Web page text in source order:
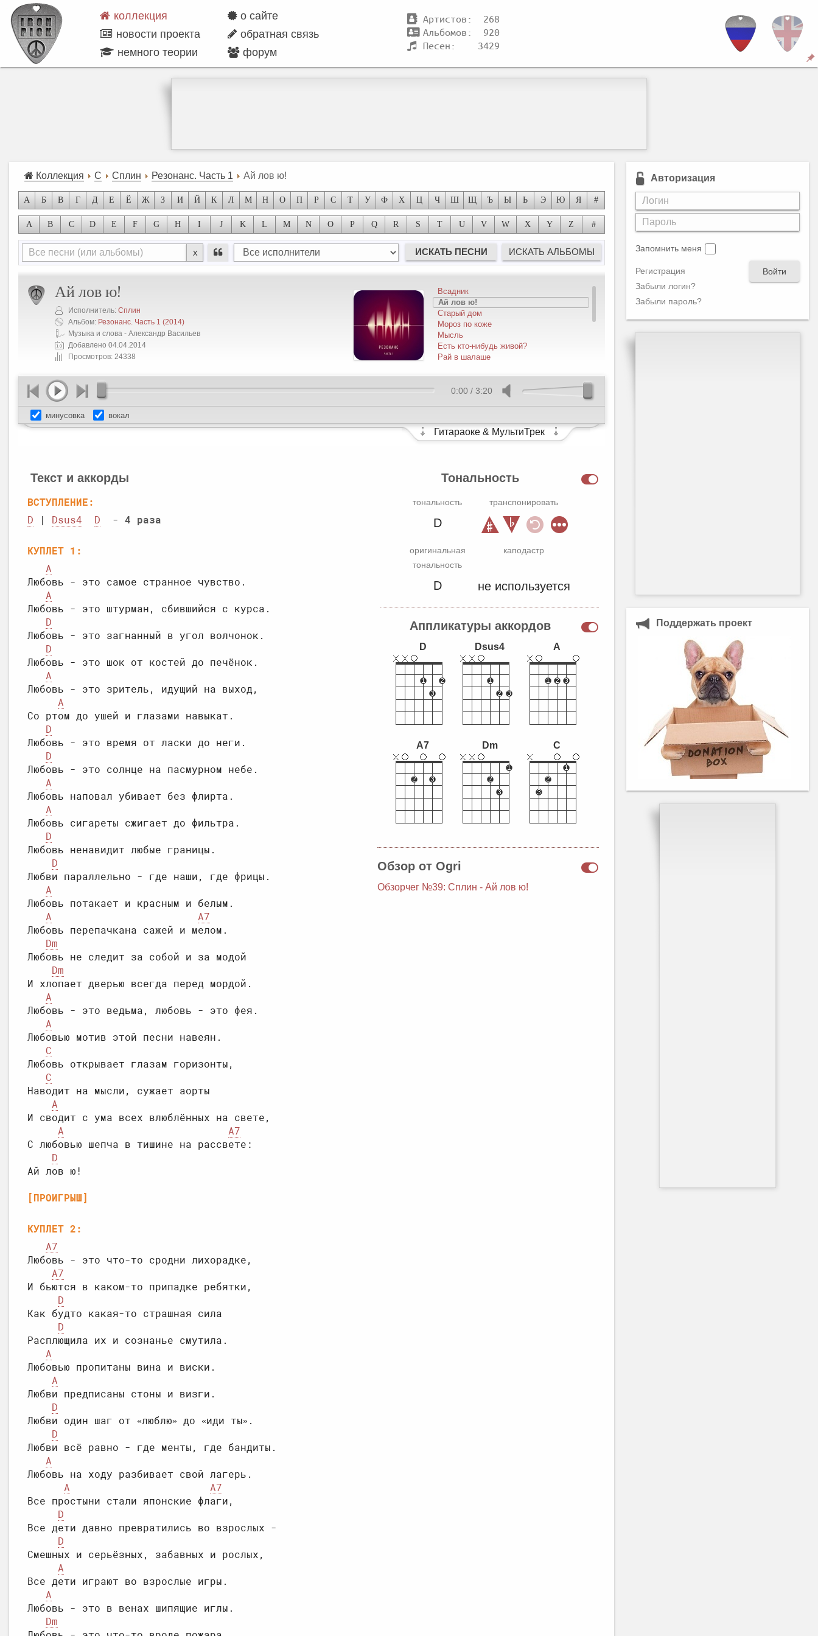
коллекция
о сайте
новости проекта
обратная связь
немного теории
форум
Артистов: 268
Альбомов: 920
Песен: 3429
Коллекция С Сплин Резонанс. Часть 1 Ай лов ю!
А Б В Г Д Е Ё Ж З И Й К Л М Н О П Р С Т У Ф Х Ц Ч Ш Щ Ъ Ы Ь Э Ю Я #
A B C D E F G H I J K L M N O P Q R S T U V W X Y Z #
x
Ай лов ю!
Исполнитель: Сплин
Альбом: Резонанс. Часть 1 (2014)
Музыка и слова - Александр Васильев
Добавлено 04.04.2014
Просмотров: 24338
Всадник
Ай лов ю!
Старый дом
Мороз по коже
Мысль
Есть кто-нибудь живой?
Рай в шалаше
Помолчим немного
Пусть играет музыка!
Дверной глазок
Подводная песня
0:00 / 3:20
минусовка вокал
Гитараоке & МультиТрек
Текст и аккорды
ВСТУПЛЕНИЕ:
D | Dsus4 D
  -
4 раза
КУПЛЕТ 1:
A
Любовь - это самое странное чувство.
A
Любовь - это штурман, сбившийся с курса.
D
Любовь - это загнанный в угол волчонок.
D
Любовь - это шок от костей до печёнок.
A
Любовь - это зритель, идущий на выход,
A
Со ртом до ушей и глазами навыкат.
D
Любовь - это время от ласки до неги.
D
Любовь - это солнце на пасмурном небе.
A
Любовь наповал убивает без флирта.
A
Любовь сигареты сжигает до фильтра.
D
Любовь ненавидит любые границы.
D
Любви параллельно - где наши, где фрицы.
A
Любовь потакает и красным и белым.
A
A7
Любовь перепачкана сажей и мелом.
Dm
Любовь не следит за собой и за модой
Dm
И хлопает дверью всегда перед мордой.
A
Любовь - это ведьма, любовь - это фея.
A
Любовью мотив этой песни навеян.
C
Любовь открывает глазам горизонты,
C
Наводит на мысли, сужает аорты
A
И сводит с ума всех влюблённых на свете,
A
A7
С любовью шепча в тишине на рассвете:
D
[ПРОИГРЫШ]
КУПЛЕТ 2:
A7
Любовь - это что-то сродни лихорадке,
A7
И бьются в каком-то припадке ребятки,
D
Как будто какая-то страшная сила
D
Расплющила их и сознанье смутила.
A
Любовью пропитаны вина и виски.
A
Любви предписаны стоны и визги.
D
Любви один шаг от «люблю» до «иди ты».
D
Любви всё равно - где менты, где бандиты.
A
Любовь на ходу разбивает свой лагерь.
A
A7
Все простыни стали японские флаги,
D
Все дети давно превратились во взрослых -
D
Смешных и серьёзных, забавных и рослых,
A
Все дети играют во взрослые игры.
A
Любовь - это в венах шипящие иглы.
Dm
Тональность
тональность
D
оригинальная
тональность
D
транспонировать
каподастр
не используется
Аппликатуры аккордов
D Dsus4 A
A7 Dm C
Обзор от Ogri
Обзорчег №39: Сплин - Ай лов ю!
Авторизация
Запомнить меня
Войти
Регистрация
Забыли логин?
Забыли пароль?
Поддержать проект